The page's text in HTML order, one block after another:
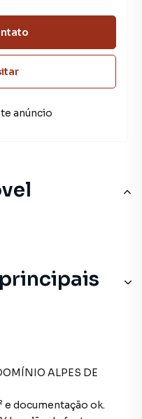
ALPES DE
e documentação ok.
anúncio